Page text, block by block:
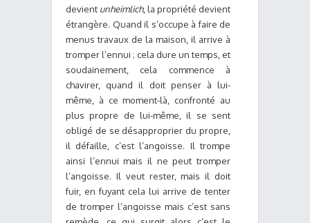
devient unheimlich, la propriété devient
étrangère. Quand il s’occupe à faire de
menus travaux de la maison, il arrive à
tromper l’ennui ; cela dure un temps, et
soudainement, cela commence à
chavirer, quand il doit penser à lui-
même, à ce moment-là, confronté au
plus propre de lui-même, il se sent
obligé de se désapproprier du propre,
il défaille, c’est l’angoisse. Il trompe
ainsi l’ennui mais il ne peut tromper
l’angoisse. Il veut rester, mais il doit
fuir, en fuyant cela lui arrive de tenter
de tromper l’angoisse mais c’est sans